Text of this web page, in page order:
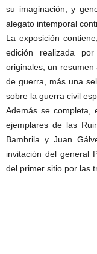
su imaginación, y
alegato intemporal
La exposición
edición realizada
originales, un
de guerra, más una
sobre la guerra civil
Además se completa,
ejemplares de las
Bambrila y Juan
invitación del general
del primer sitio por las